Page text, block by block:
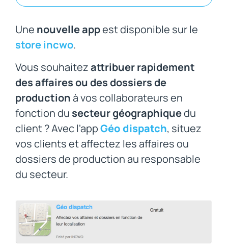
Une nouvelle appest disponible sur le
store incwo.
Vous souhaitezattribuer rapidement
des affaires ou des dossiers de
productionà vos collaborateurs en
fonction du secteur géographiquedu
client ? Avec l'appGéo dispatch, situez
vos clients et affectez les affaires ou
dossiers de production au responsable
du secteur.